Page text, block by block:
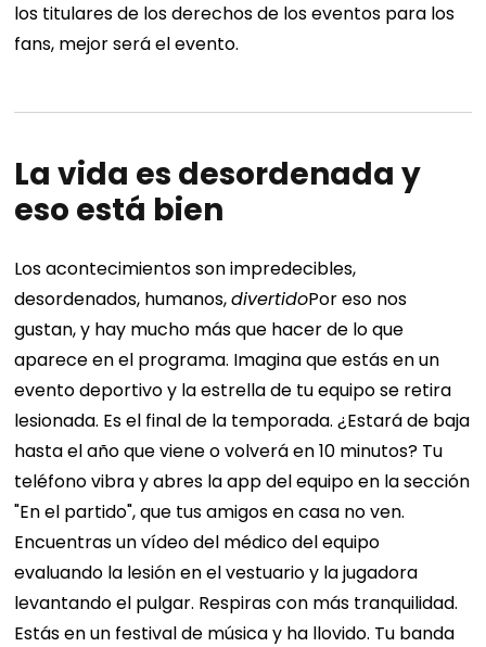
los titulares de los derechos de los eventos para los
fans, mejor será el evento.
La vida es desordenada y
eso está bien
Los acontecimientos son impredecibles,
desordenados, humanos,divertidoPor eso nos
gustan, y hay mucho más que hacer de lo que
aparece en el programa. Imagina que estás en un
evento deportivo y la estrella de tu equipo se retira
lesionada. Es el final de la temporada. ¿Estará de baja
hasta el año que viene o volverá en 10 minutos? Tu
teléfono vibra y abres la app del equipo en la sección
"En el partido", que tus amigos en casa no ven.
Encuentras un vídeo del médico del equipo
evaluando la lesión en el vestuario y la jugadora
levantando el pulgar. Respiras con más tranquilidad.
Estás en un festival de música y ha llovido. Tu banda